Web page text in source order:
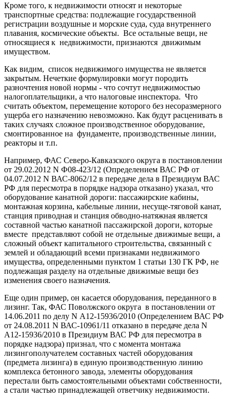
Кроме того, к недвижимости относят и некоторые
транспортные средства: подлежащие государственной
регистрации воздушные и морские суда, суда внутреннего
плавания, космические объекты. Все остальные вещи, не
относящиеся к недвижимости, признаются движимым
имуществом.
Как видим, список недвижимого имущества не является
закрытым. Нечеткие формулировки могут породить
разночтения новой нормы - что сочтут недвижимостью
налогоплательщики, а что налоговые инспектора. Что
считать объектом, перемещение которого без несоразмерного
ущерба его назначению невозможно. Как будут расценивать в
таких случаях сложное производственное оборудование,
смонтированное на фундаменте, производственные линии,
реакторы и т.п.
Например, ФАС Северо-Кавказского округа в постановлении
от 29.02.2012 N Ф08-423/12 (Определением ВАС РФ от
04.07.2012 N ВАС-8062/12 в передаче дела в Президиум ВАС
РФ для пересмотра в порядке надзора отказано) указал, что
оборудование канатной дороги: пассажирские кабины,
монтажная корзина, кабельные линии, несуще-тяговой канат,
станция приводная и станция обводно-натяжная является
составной частью канатной пассажирской дороги, которые
вместе представляют собой не отдельные движимые вещи, а
сложный объект капитального строительства, связанный с
землей и обладающий всеми признаками недвижимого
имущества, определенными пунктом 1 статьи 130 ГК РФ, не
подлежащая разделу на отдельные движимые вещи без
изменения своего назначения.
Еще один пример, он касается оборудования, переданного в
лизинг. Так, ФАС Поволжского округа в постановлении от
14.06.2011 по делу N А12-15936/2010 (Определением ВАС РФ
от 24.08.2011 N ВАС-10961/11 отказано в передаче дела N
А12-15936/2010 в Президиум ВАС РФ для пересмотра в
порядке надзора) признал, что с момента монтажа
лизингополучателем составных частей оборудования
(предмета лизинга) в единую производственную линию
комплекса бетонного завода, элементы оборудования
перестали быть самостоятельными объектами собственности,
а стали частью принадлежащей ответчику недвижимости.